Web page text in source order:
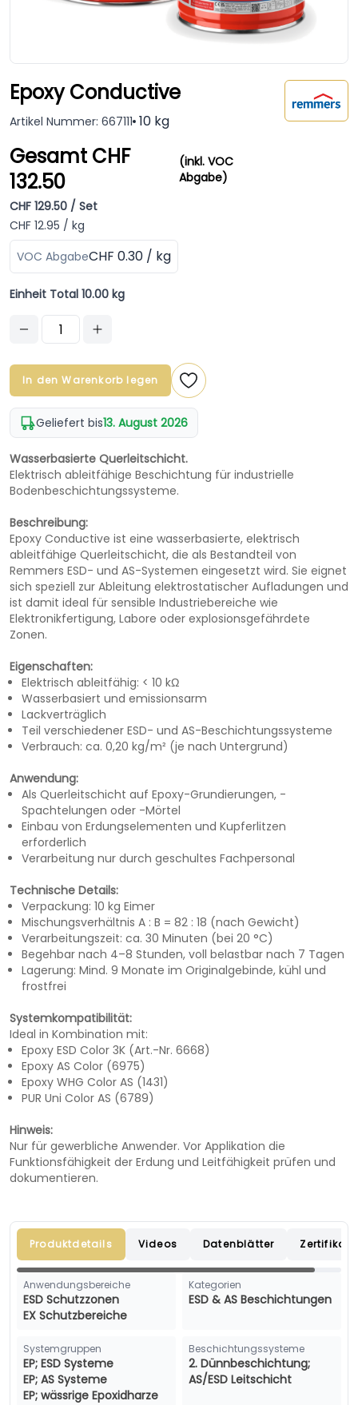
Epoxy Conductive
Artikel Nummer: 667111 10 kg
Gesamt CHF
132.50
(inkl. VOC
Abgabe)
CHF 129.50 / Set
CHF 12.95 / kg
VOC AbgabeCHF 0.30 / kg
Einheit Total 10.00 kg
In den Warenkorb legen
Geliefert bis13. August 2026
Wasserbasierte Querleitschicht.
Elektrisch ableitfähige Beschichtung für industrielle
Bodenbeschichtungssysteme.
Beschreibung:
Epoxy Conductive ist eine wasserbasierte, elektrisch
ableitfähige Querleitschicht, die als Bestandteil von
Remmers ESD- und AS-Systemen eingesetzt wird. Sie eignet
sich speziell zur Ableitung elektrostatischer Aufladungen und
ist damit ideal für sensible Industriebereiche wie
Elektronikfertigung, Labore oder explosionsgefährdete
Zonen.
Eigenschaften:
Elektrisch ableitfähig: < 10 kΩ
Wasserbasiert und emissionsarm
Lackverträglich
Teil verschiedener ESD- und AS-Beschichtungssysteme
Verbrauch: ca. 0,20 kg/m² (je nach Untergrund)
Anwendung:
Als Querleitschicht auf Epoxy-Grundierungen, -
Spachtelungen oder -Mörtel
Einbau von Erdungselementen und Kupferlitzen
erforderlich
Verarbeitung nur durch geschultes Fachpersonal
Technische Details:
Verpackung: 10 kg Eimer
Mischungsverhältnis A : B = 82 : 18 (nach Gewicht)
Verarbeitungszeit: ca. 30 Minuten (bei 20 °C)
Begehbar nach 4–8 Stunden, voll belastbar nach 7 Tagen
Lagerung: Mind. 9 Monate im Originalgebinde, kühl und
frostfrei
Systemkompatibilität:
Ideal in Kombination mit:
Epoxy ESD Color 3K (Art.-Nr. 6668)
Epoxy AS Color (6975)
Epoxy WHG Color AS (1431)
PUR Uni Color AS (6789)
Hinweis:
Nur für gewerbliche Anwender. Vor Applikation die
Funktionsfähigkeit der Erdung und Leitfähigkeit prüfen und
dokumentieren.
Produktdetails Videos Datenblätter Zertifikate
Anwendungsbereiche
ESD Schutzzonen
EX Schutzbereiche
Kategorien
ESD & AS Beschichtungen
Systemgruppen
EP; ESD Systeme
EP; AS Systeme
EP; wässrige Epoxidharze
Beschichtungssysteme
2. Dünnbeschichtung;
AS/ESD Leitschicht